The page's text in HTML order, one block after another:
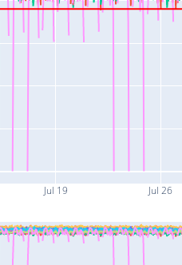
Jul 19 Jul 26